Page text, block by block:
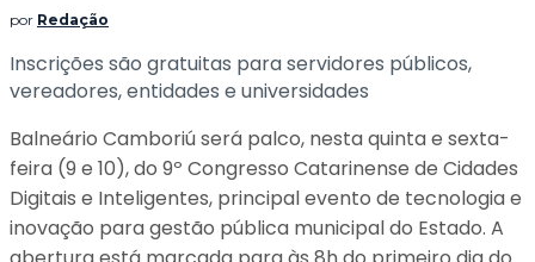
por Redação
Inscrições são gratuitas para servidores públicos,
vereadores, entidades e universidades
Balneário Camboriú será palco, nesta quinta e sexta-
feira (9 e 10), do 9º Congresso Catarinense de Cidades
Digitais e Inteligentes, principal evento de tecnologia e
inovação para gestão pública municipal do Estado. A